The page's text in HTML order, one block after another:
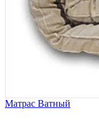
Матрас Ватный